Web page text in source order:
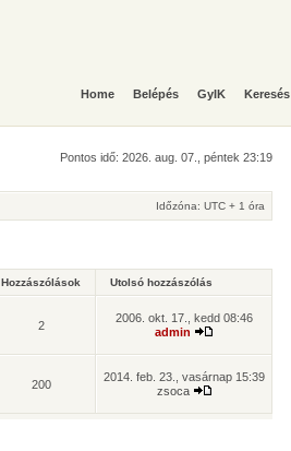
Home Belépés GyIK Keresés
Pontos idő: 2026. aug. 07., péntek 23:19
Időzóna: UTC + 1 óra
Hozzászólások Utolsó hozzászólás
2
2006. okt. 17., kedd 08:46
admin
200
2014. feb. 23., vasárnap 15:39
zsoca